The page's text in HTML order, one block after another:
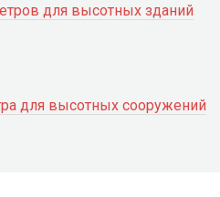
для высотных зданий
для высотных сооружений